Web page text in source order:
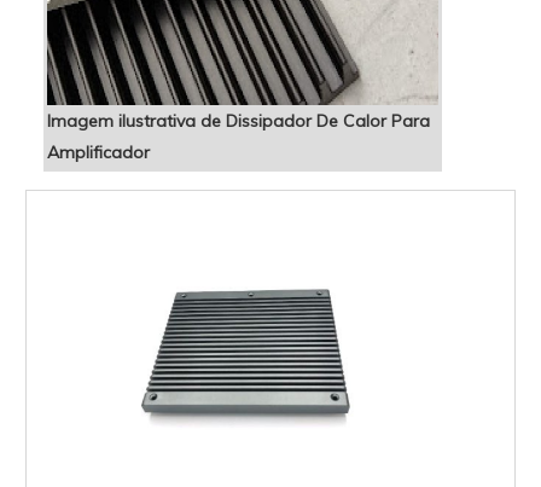
Imagem ilustrativa de Dissipador De Calor Para
Amplificador